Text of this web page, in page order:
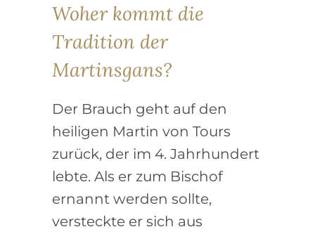
Woher kommt die
Tradition der
Martinsgans?
Der Brauch geht auf den
heiligen Martin von Tours
zurück, der im 4. Jahrhundert
lebte. Als er zum Bischof
ernannt werden sollte,
versteckte er sich aus